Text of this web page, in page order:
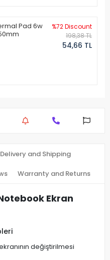
Pad 6w
%72 Discount
198,38 TL
54,66 TL
Delivery and Shipping
Warranty and Returns
Ekran
değiştirilmesi